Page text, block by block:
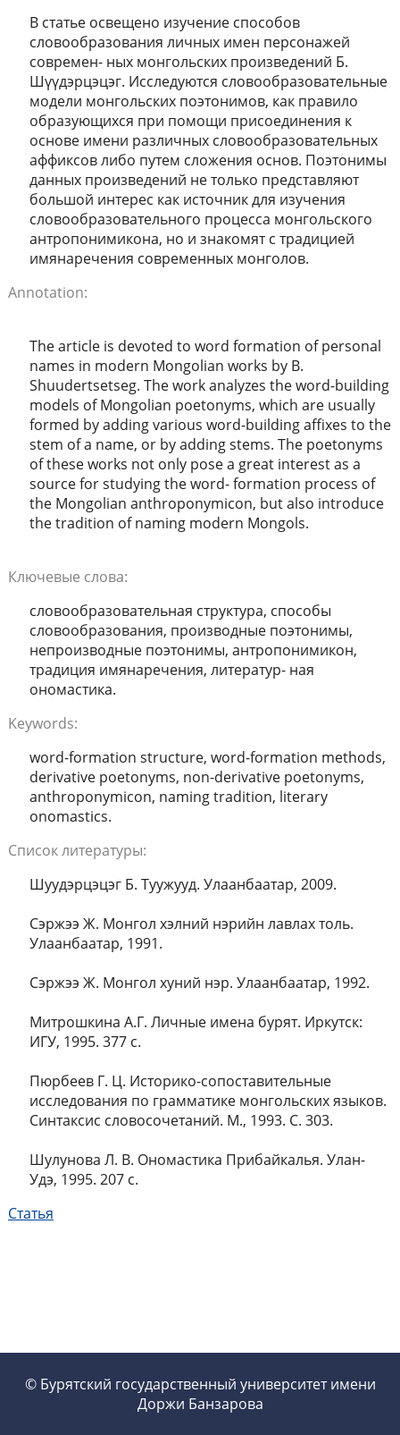
В статье освещено изучение способов
словообразования личных имен персонажей
современ- ных монгольских произведений Б.
Шүүдэрцэцэг. Исследуются словообразовательные
модели монгольских поэтонимов, как правило
образующихся при помощи присоединения к
основе имени различных словообразовательных
аффиксов либо путем сложения основ. Поэтонимы
данных произведений не только представляют
большой интерес как источник для изучения
словообразовательного процесса монгольского
антропонимикона, но и знакомят с традицией
имянаречения современных монголов.
Annotation:
The article is devoted to word formation of personal
names in modern Mongolian works by B.
Shuudertsetseg. The work analyzes the word-building
models of Mongolian poetonyms, which are usually
formed by adding various word-building affixes to the
stem of a name, or by adding stems. The poetonyms
of these works not only pose a great interest as a
source for studying the word- formation process of
the Mongolian anthroponymicon, but also introduce
the tradition of naming modern Mongols.
Ключевые слова:
словообразовательная структура, способы
словообразования, производные поэтонимы,
непроизводные поэтонимы, антропонимикон,
традиция имянаречения, литератур- ная
ономастика.
Keywords:
word-formation structure, word-formation methods,
derivative poetonyms, non-derivative poetonyms,
anthroponymicon, naming tradition, literary
onomastics.
Список литературы:
Шуудэрцэцэг Б. Туужууд. Улаанбаатар, 2009.
Сэржээ Ж. Монгол хэлний нэрийн лавлах толь.
Улаанбаатар, 1991.
Сэржээ Ж. Монгол хуний нэр. Улаанбаатар, 1992.
Митрошкина А.Г. Личные имена бурят. Иркутск:
ИГУ, 1995. 377 с.
Пюрбеев Г. Ц. Историко-сопоставительные
исследования по грамматике монгольских языков.
Синтаксис словосочетаний. М., 1993. С. 303.
Шулунова Л. В. Ономастика Прибайкалья. Улан-
Удэ, 1995. 207 с.
Статья
© Бурятский государственный университет имени
Доржи Банзарова